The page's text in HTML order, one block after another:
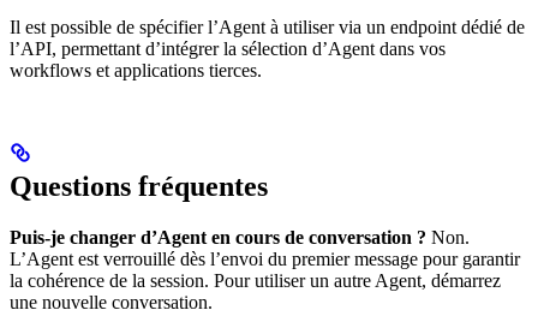
Il est possible de spécifier l’Agent à utiliser via un endpoint dédié de
l’API, permettant d’intégrer la sélection d’Agent dans vos
workflows et applications tierces.
Questions fréquentes
Puis-je changer d’Agent en cours de conversation ? Non.
L’Agent est verrouillé dès l’envoi du premier message pour garantir
la cohérence de la session. Pour utiliser un autre Agent, démarrez
une nouvelle conversation.